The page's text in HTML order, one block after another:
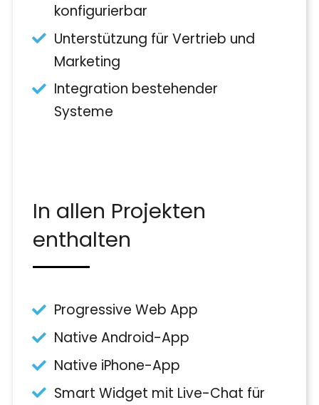
konfigurierbar
Unterstützung für Vertrieb und
Marketing
Integration bestehender
Systeme
In allen Projekten
enthalten
Progressive Web App
Native Android-App
Native iPhone-App
Smart Widget mit Live-Chat für